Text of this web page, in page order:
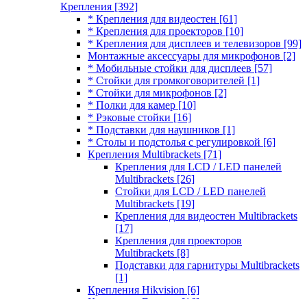
Крепления [392]
* Крепления для видеостен [61]
* Крепления для проекторов [10]
* Крепления для дисплеев и телевизоров [99]
Монтажные аксессуары для микрофонов [2]
* Мобильные стойки для дисплеев [57]
* Стойки для громкоговорителей [1]
* Стойки для микрофонов [2]
* Полки для камер [10]
* Рэковые стойки [16]
* Подставки для наушников [1]
* Столы и подстолья с регулировкой [6]
Крепления Multibrackets [71]
Крепления для LCD / LED панелей
Multibrackets [26]
Стойки для LCD / LED панелей
Multibrackets [19]
Крепления для видеостен Multibrackets
[17]
Крепления для проекторов
Multibrackets [8]
Подставки для гарнитуры Multibrackets
[1]
Крепления Hikvision [6]